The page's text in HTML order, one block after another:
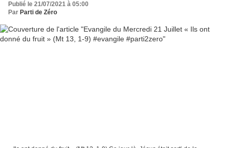
Publié le 21/07/2021 à 05:00
Par Parti de Zéro